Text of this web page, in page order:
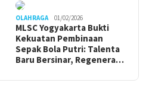
OLAHRAGA 01/02/2026
MLSC Yogyakarta Bukti
Kekuatan Pembinaan
Sepak Bola Putri: Talenta
Baru Bersinar, Regenera…